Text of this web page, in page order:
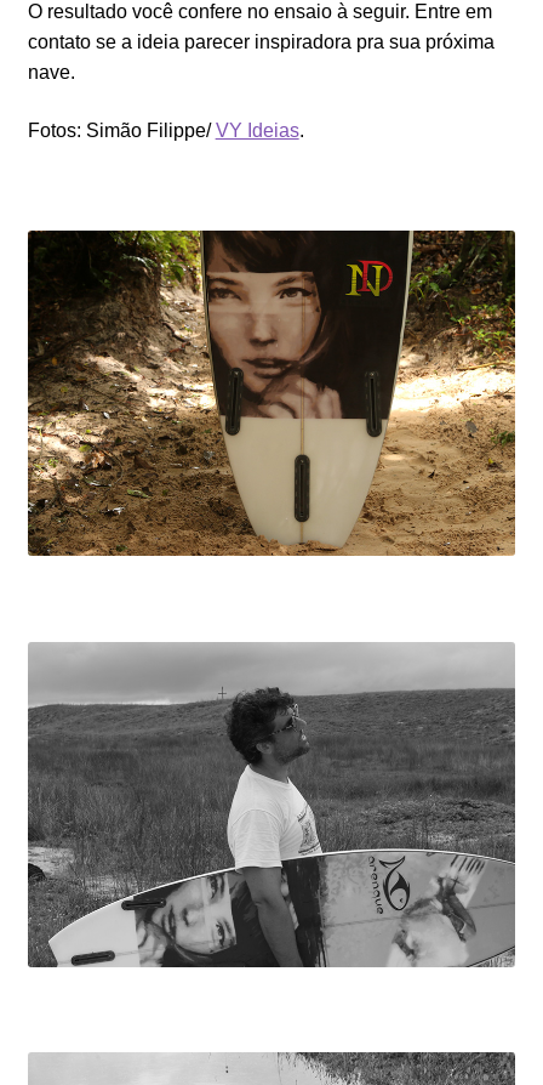
O resultado você confere no ensaio à seguir. Entre em
contato se a ideia parecer inspiradora pra sua próxima
nave.
Fotos: Simão Filippe/VY Ideias.